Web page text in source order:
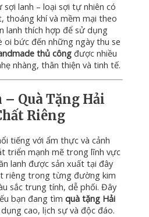
sợilanh –loạisợitựnhiêncó
thoángkhívàmềmmạitheo
lanhthíchhợpđểsửdụng
oibứcđếnnhữngngàythuse
thủcông đượcnhiều
nhàng,thânthiệnvàtinhtế.
– QuàTặng Hải
Riêng
tiếngvớiẩmthựcvàcảnh
triểnmạnhmẽtronglĩnhvực
lanhđượcsảnxuấttạiđây
riêngtrongtừngđườngkim
sắctrungtính,dễphối.Đây
bạnđangtìmquàtặng Hải
dụngcao,lịchsựvàđộcđáo.